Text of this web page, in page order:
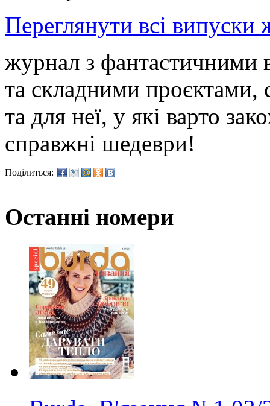
Переглянути всі випуски
журнал з фантастичними
та складними
та для неї, у які варто
справжні шедеври!
Поділиться:
Останні номери